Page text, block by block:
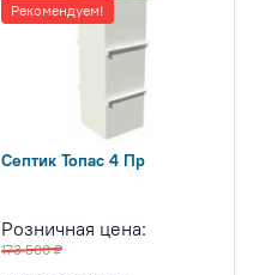
Рекомендуем!
Септик Топас 4 Пр
Розничная цена:
173 500 ₽